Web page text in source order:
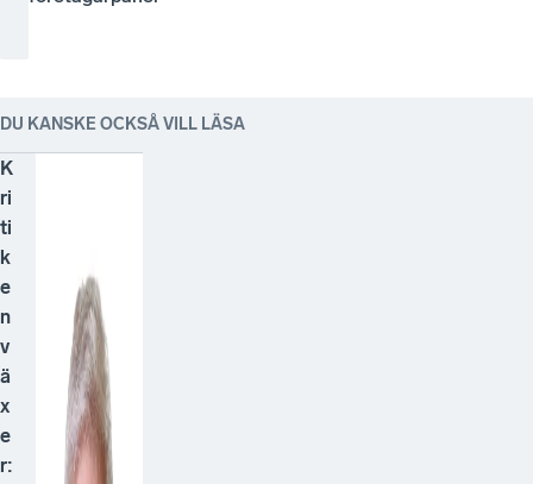
DU KANSKE OCKSÅ VILL LÄSA
K
ri
ti
k
e
n
v
ä
x
e
r: